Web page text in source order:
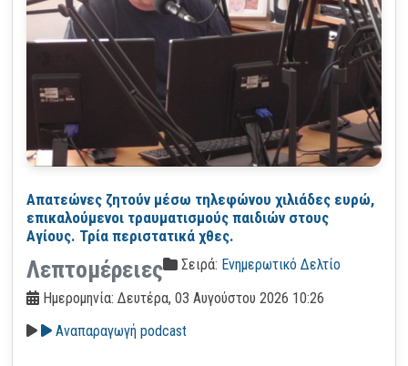
Απατεώνες ζητούν μέσω τηλεφώνου χιλιάδες ευρώ,
επικαλούμενοι τραυματισμούς παιδιών στους
Αγίους. Τρία περιστατικά χθες.
Λεπτομέρειες Σειρά: Ενημερωτικό Δελτίο
Ημερομηνία: Δευτέρα, 03 Αυγούστου 2026 10:26
Αναπαραγωγή podcast